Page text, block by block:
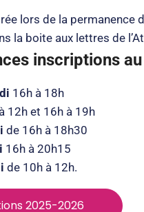
lors de la
la boite aux lettres de
inscriptions
16h à 18h
12h et 16h à 19h
de 16h à 18h30
16h à 20h15
de 10h à 12h.
2025-2026